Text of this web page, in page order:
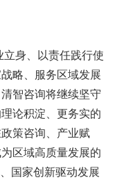
立身、以责任践行使
略、服务区域发展
智咨询将继续坚守
论积淀、更务实的
策咨询、产业赋
区域高质量发展的
国家创新驱动发展